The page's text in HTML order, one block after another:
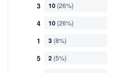
3 10 (26%)
4 10 (26%)
1 3 (8%)
5 2 (5%)